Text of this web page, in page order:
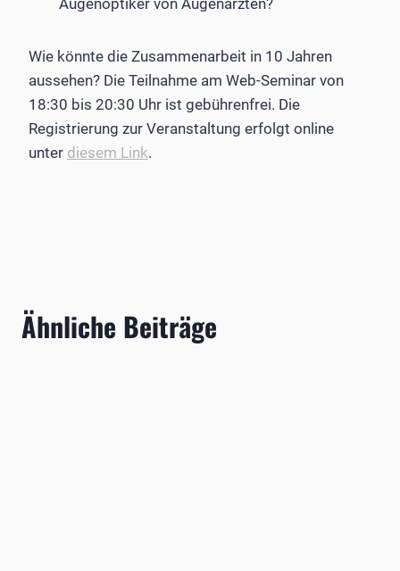
Wie könnte die Zusammenarbeit in 10 Jahren
aussehen? Die Teilnahme am Web-Seminar von
18:30 bis 20:30 Uhr ist gebührenfrei. Die
Registrierung zur Veranstaltung erfolgt online
unter diesem Link.
Ähnliche Beiträge